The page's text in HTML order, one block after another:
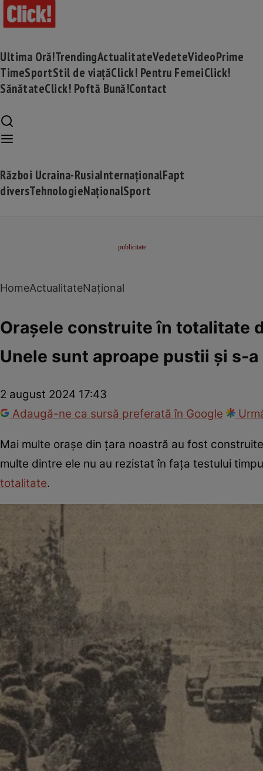
Ultima Oră!TrendingActualitateVedeteVideoPrime
TimeSportStil de viațăClick! Pentru FemeiClick!
SănătateClick! Poftă Bună!Contact
Război Ucraina-RusiaInternaționalFapt
diversTehnologieNaționalSport
HomeActualitateNațional
Orașele construite în totalitate
Unele sunt aproape pustii și s-
2 august 2024 17:43
Adaugă-ne ca sursă preferată în Google
Mai multe orașe din țara noastră au fost
multe dintre ele nu au rezistat în fața testului
totalitate.